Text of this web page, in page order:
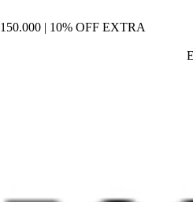
| 10% OFF EXTRA